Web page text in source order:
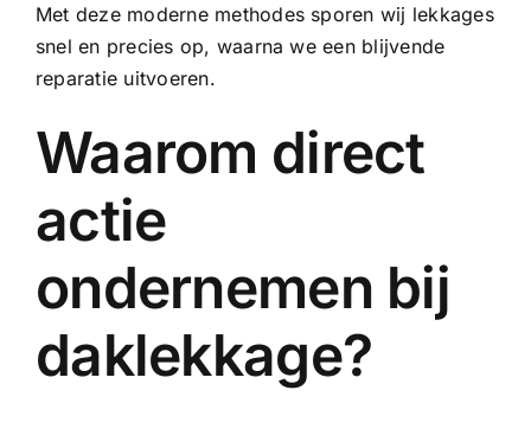
Met deze moderne methodes sporen wij lekkages
snel en precies op, waarna we een blijvende
reparatie uitvoeren.
Waarom direct
actie
ondernemen bij
daklekkage?